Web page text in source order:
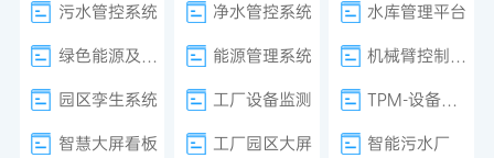
污水管控系统
净水管控系统
水库管理平台
绿色能源及减排系统
能源管理系统
机械臂控制系统
园区孪生系统
工厂设备监测
TPM-设备管理
智慧大屏看板
工厂园区大屏
智能污水厂